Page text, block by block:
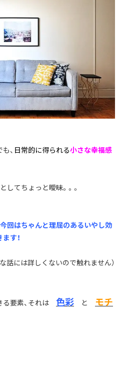
、 日常的に得られる小さな幸福感
してちょっと曖昧。。。
今回はちゃんと理屈のあるいやし効
す！
話には詳しくないので触れません）
要素、それは 色彩 と モチ